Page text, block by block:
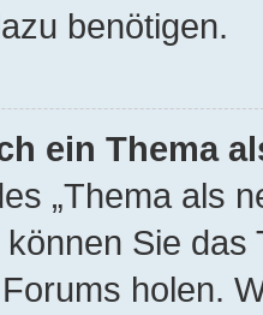
benötigen.
ein Thema
„Thema als
Sie
holen.